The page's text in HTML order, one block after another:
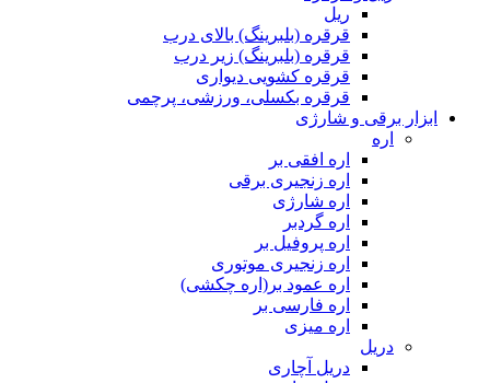
ریل
قرقره (بلبرینگ) بالای درب
قرقره (بلبرینگ) زیر درب
قرقره کشویی دیواری
قرقره بکسلی، ورزشی، پرچمی
ابزار برقی و شارژی
اره
اره افقی بر
اره زنجیری برقی
اره شارژی
اره گردبر
اره پروفیل بر
اره زنجیری موتوری
اره عمود بر(اره چکشی)
اره فارسی بر
اره میزی
دریل
دریل آچاری